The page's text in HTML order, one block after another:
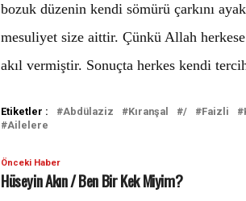
bozuk düzenin kendi sömürü çarkını
mesuliyet size aittir. Çünkü Allah
akıl vermiştir. Sonuçta herkes kendi
Etiketler : Abdülaziz Kıranşal / Faizli
Ailelere
Önceki Haber
Hüseyin Akın / Ben Bir Kek Miyim?